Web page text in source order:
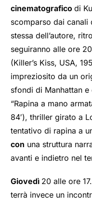
cinematograficodi
scomparso dai
stessa dell’autore,
seguiranno alle ore
(Killer’s Kiss, USA,
impreziosito da un
sfondi di Manhattan
“Rapina a mano
84′), thriller girato a
tentativo di rapina a
con una struttura
avanti e indietro nel
Giovedì 20 alle ore
terrà invece un